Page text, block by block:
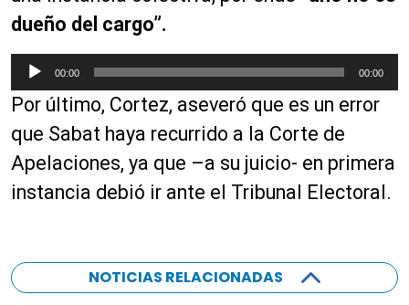
o
d
u
t
r
d
e
i
o
dueño del cargo”.
e
p
r
o
d
u
o
r
00:00 00:00
Por último, Cortez, aseveró que es un error
que Sabat haya recurrido a la Corte de
Apelaciones, ya que –a su juicio- en primera
instancia debió ir ante el Tribunal Electoral.
NOTICIAS RELACIONADAS